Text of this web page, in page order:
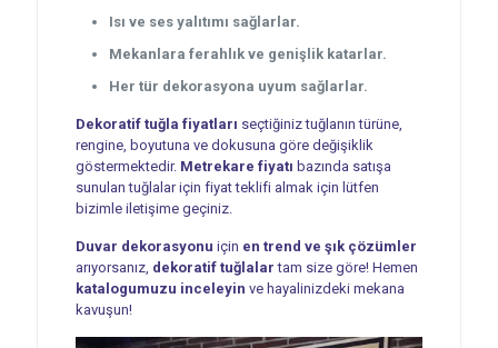
Isı ve ses yalıtımı sağlarlar.
Mekanlara ferahlık ve genişlik katarlar.
Her tür dekorasyona uyum sağlarlar.
Dekoratif tuğla fiyatları seçtiğiniz tuğlanın türüne,
rengine, boyutuna ve dokusuna göre değişiklik
göstermektedir. Metrekare fiyatı bazında satışa
sunulan tuğlalar için fiyat teklifi almak için lütfen
bizimle iletişime geçiniz.
Duvar dekorasyonu için en trend ve şık çözümler
arıyorsanız, dekoratif tuğlalar tam size göre! Hemen
katalogumuzu inceleyin ve hayalinizdeki mekana
kavuşun!